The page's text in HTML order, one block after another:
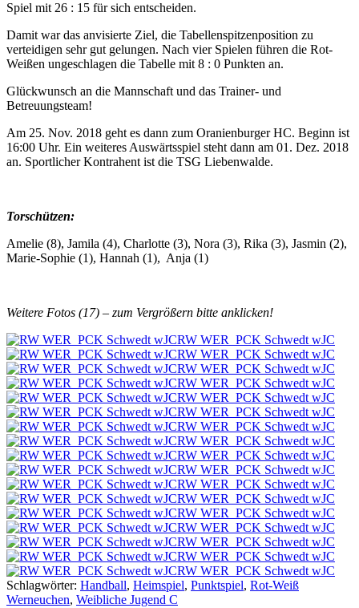
Spiel mit 26 : 15 für sich entscheiden.
Damit war das anvisierte Ziel, die Tabellenspitzenposition zu
verteidigen sehr gut gelungen. Nach vier Spielen führen die Rot-
Weißen ungeschlagen die Tabelle mit 8 : 0 Punkten an.
Glückwunsch an die Mannschaft und das Trainer- und
Betreuungsteam!
Am 25. Nov. 2018 geht es dann zum Oranienburger HC. Beginn ist
16:00 Uhr. Ein weiteres Auswärtsspiel steht dann am 01. Dez. 2018
an. Sportlicher Kontrahent ist die TSG Liebenwalde.
Torschützen:
Amelie (8), Jamila (4), Charlotte (3), Nora (3), Rika (3), Jasmin (2),
Marie-Sophie (1), Hannah (1), Anja (1)
Weitere Fotos (17) – zum Vergrößern bitte anklicken!
RW WER_PCK Schwedt wJC
RW WER_PCK Schwedt wJC
RW WER_PCK Schwedt wJC
RW WER_PCK Schwedt wJC
RW WER_PCK Schwedt wJC
RW WER_PCK Schwedt wJC
RW WER_PCK Schwedt wJC
RW WER_PCK Schwedt wJC
RW WER_PCK Schwedt wJC
RW WER_PCK Schwedt wJC
RW WER_PCK Schwedt wJC
RW WER_PCK Schwedt wJC
RW WER_PCK Schwedt wJC
RW WER_PCK Schwedt wJC
RW WER_PCK Schwedt wJC
RW WER_PCK Schwedt wJC
RW WER_PCK Schwedt wJC
Schlagwörter: Handball, Heimspiel, Punktspiel, Rot-Weiß
Werneuchen, Weibliche Jugend C